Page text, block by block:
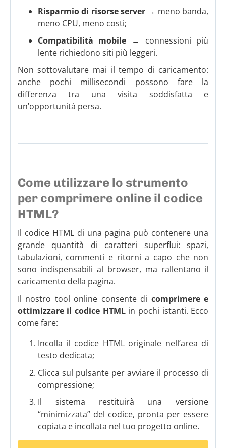
Risparmio di risorse server → meno banda,
meno CPU, meno costi;
Compatibilità mobile → connessioni più
lente richiedono siti più leggeri.
Non sottovalutare mai il tempo di caricamento:
anche pochi millisecondi possono fare la
differenza tra una visita soddisfatta e
un’opportunità persa.
Come utilizzare lo strumento
per comprimere online il codice
HTML?
Il codice HTML di una pagina può contenere una
grande quantità di caratteri superflui: spazi,
tabulazioni, commenti e ritorni a capo che non
sono indispensabili al browser, ma rallentano il
caricamento della pagina.
Il nostro tool online consente di comprimere e
ottimizzare il codice HTMLin pochi istanti. Ecco
come fare:
Incolla il codice HTML originale nell’area di
testo dedicata;
Clicca sul pulsante per avviare il processo di
compressione;
Il sistema restituirà una versione
“minimizzata” del codice, pronta per essere
copiata e incollata nel tuo progetto online.